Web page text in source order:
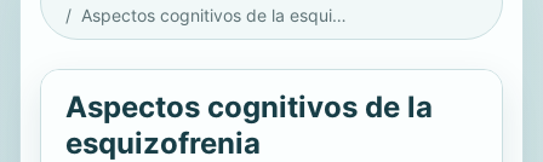
Aspectos cognitivos de la esquizofrenia
Aspectos cognitivos de la
esquizofrenia